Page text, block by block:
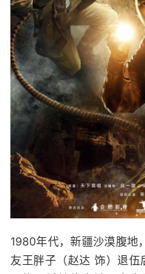
1980年代，新疆沙漠腹地
友王胖子（赵达 饰）退伍